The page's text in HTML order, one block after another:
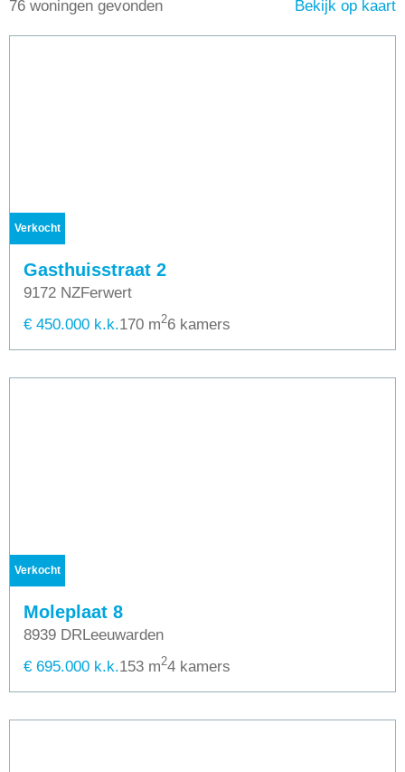
76 woningen gevonden Bekijk op kaart
Verkocht
Gasthuisstraat 2
9172 NZFerwert
€ 450.000 k.k.170 m26 kamers
Verkocht
Moleplaat 8
8939 DRLeeuwarden
€ 695.000 k.k.153 m24 kamers